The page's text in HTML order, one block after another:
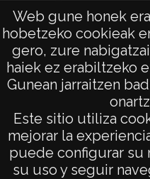
Web gune honek
hobetzeko cookieak
gero, zure
haiek ez erabiltzeko
Gunean jarraitzen
Este sitio utiliza
mejorar la
puede configurar su
su uso y seguir
de 1
AVISO LEGAL
POLÍTICA DE
ATENCIÓN